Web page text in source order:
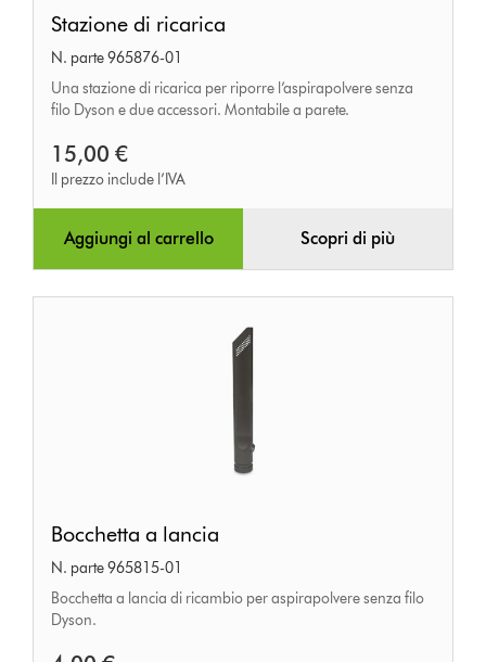
di
ricarica
Stazione di ricarica
N. parte 965876-01
Una stazione di ricarica per riporre l’aspirapolvere senza
filo Dyson e due accessori. Montabile a parete.
15,00 €
Il prezzo include l’IVA
Aggiungi al carrello Scopri di più
a
lancia
Bocchetta a lancia
N. parte 965815-01
Bocchetta a lancia di ricambio per aspirapolvere senza filo
Dyson.